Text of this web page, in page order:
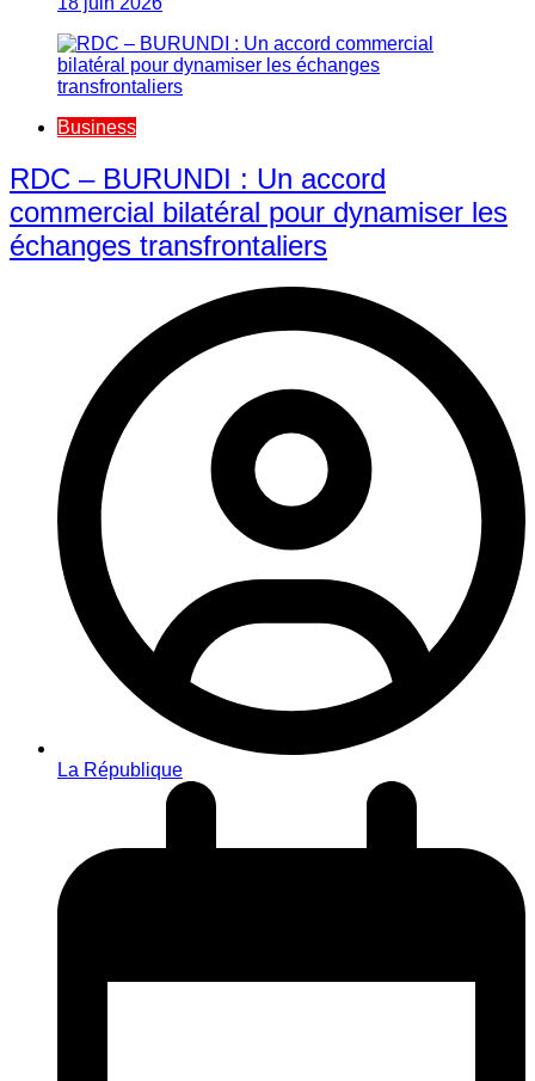
Business
RDC – BURUNDI : Un accord
commercial bilatéral pour dynamiser les
échanges transfrontaliers
La République